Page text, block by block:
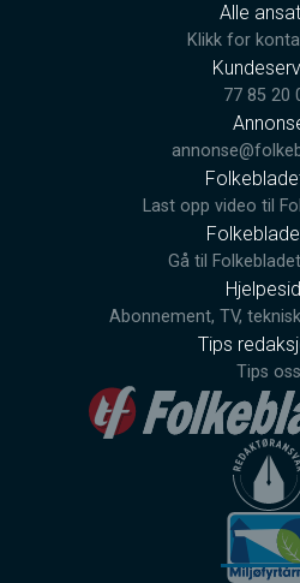
Alle
Klikk for
77 85 20
Last opp video til
Gå til
Abonnement, TV,
Tips
Tips oss